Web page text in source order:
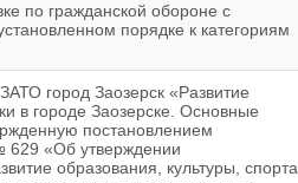
по гражданской обороне с
порядке к категориям
город Заозерск «Развитие
в городе Заозерске. Основные
постановлением
629 «Об утверждении
образования, культуры, спорта